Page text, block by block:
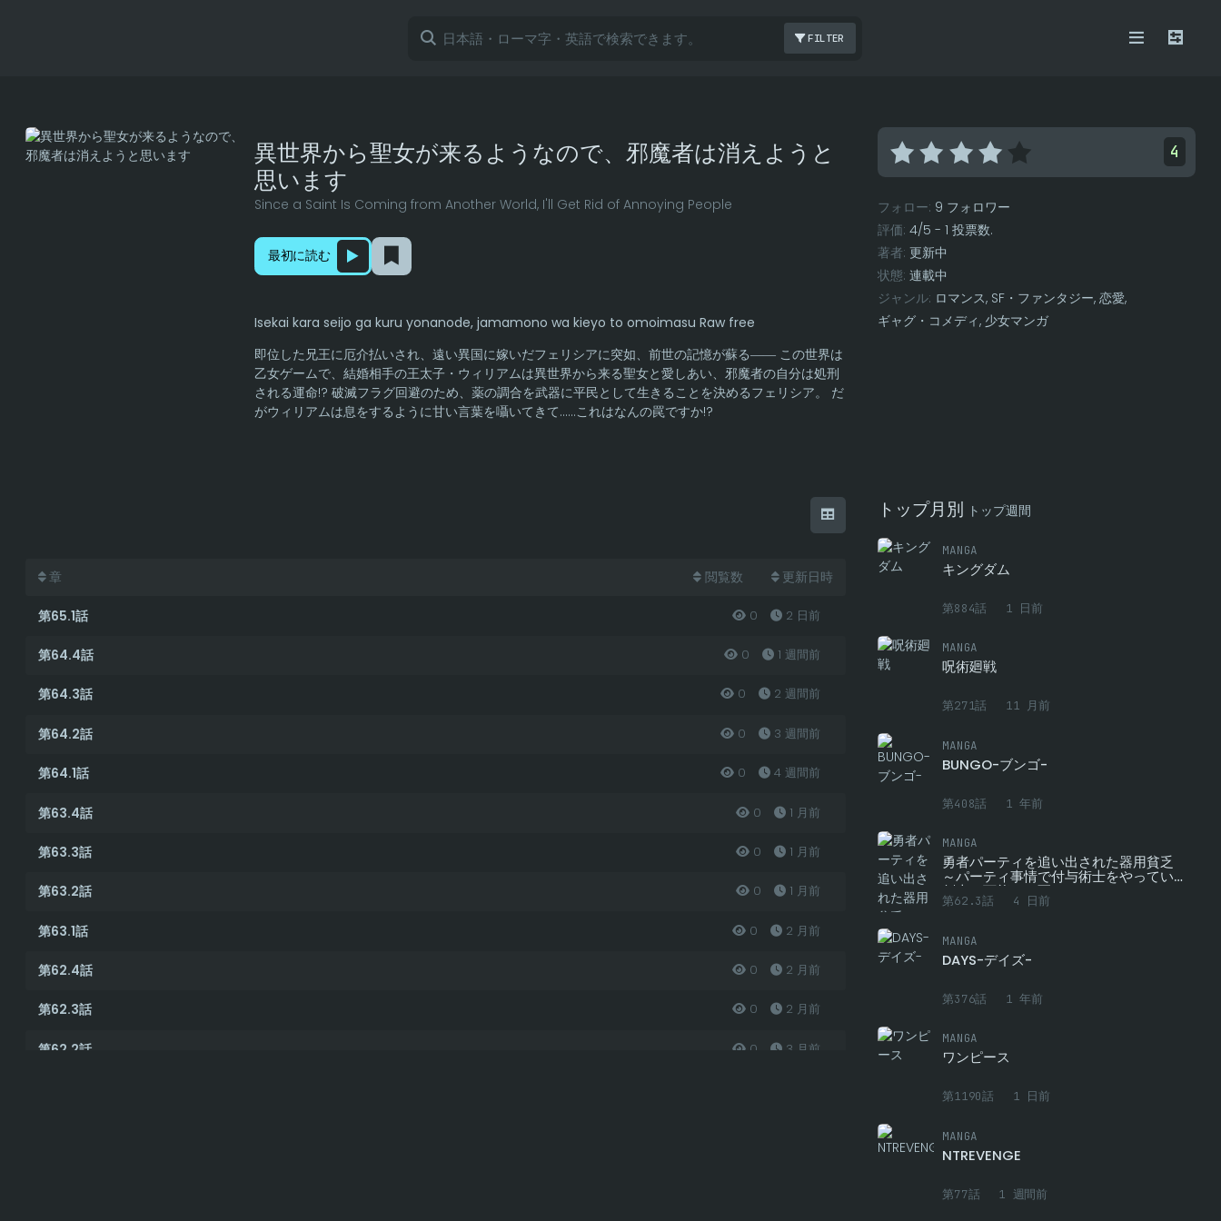
FILTER
異世界から聖女が来るようなので、邪魔者は消えようと
思います
Since a Saint Is Coming from Another World, I'll Get Rid of Annoying People
最初に読む
Isekai kara seijo ga kuru yonanode, jamamono wa kieyo to omoimasu Raw free
即位した兄王に厄介払いされ、遠い異国に嫁いだフェリシアに突如、前世の記憶が蘇る―― この世界は
乙女ゲームで、結婚相手の王太子・ウィリアムは異世界から来る聖女と愛しあい、邪魔者の自分は処刑
される運命!? 破滅フラグ回避のため、薬の調合を武器に平民として生きることを決めるフェリシア。 だ
がウィリアムは息をするように甘い言葉を囁いてきて……これはなんの罠ですか!?
4
フォロー: 9 フォロワー
評価: 4/5 - 1 投票数.
著者: 更新中
状態: 連載中
ジャンル: ロマンス, SF・ファンタジー, 恋愛,
ギャグ・コメディ, 少女マンガ
章 閲覧数 更新日時
第65.1話 0 2 日前
第64.4話 0 1 週間前
第64.3話 0 2 週間前
第64.2話 0 3 週間前
第64.1話 0 4 週間前
第63.4話 0 1 月前
第63.3話 0 1 月前
第63.2話 0 1 月前
第63.1話 0 2 月前
第62.4話 0 2 月前
第62.3話 0 2 月前
第62.2話 0 3 月前
トップ月別 トップ週間
MANGA
キングダム
第884話 1 日前
MANGA
呪術廻戦
第271話 11 月前
MANGA
BUNGO-ブンゴ-
第408話 1 年前
MANGA
勇者パーティを追い出された器用貧乏
～パーティ事情で付与術士をやっていた
剣士、万能へと至る～
第62.3話 4 日前
MANGA
DAYS-デイズ-
第376話 1 年前
MANGA
ワンピース
第1190話 1 日前
MANGA
NTREVENGE
第77話 1 週間前